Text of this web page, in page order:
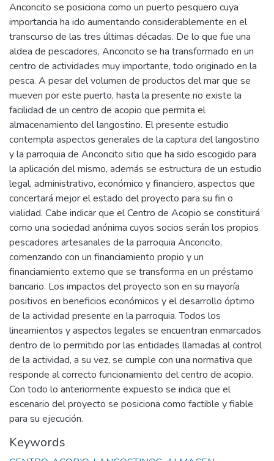
Anconcito se posiciona como un puerto pesquero cuya
importancia ha ido aumentando considerablemente en el
transcurso de las tres últimas décadas. De lo que fue una
aldea de pescadores, Anconcito se ha transformado en un
centro de actividades muy importante, todo originado en la
pesca. A pesar del volumen de productos del mar que se
mueven por este puerto, hasta la presente no existe la
facilidad de un centro de acopio que permita el
almacenamiento del langostino. El presente estudio
contempla aspectos generales de la captura del langostino
y la parroquia de Anconcito sitio que ha sido escogido para
la aplicación del mismo, además se estructura de un estudio
legal, administrativo, económico y financiero, aspectos que
concertará mejor el estado del proyecto para su fin o
vialidad. Cabe indicar que el Centro de Acopio se constituirá
como una sociedad anónima cuyos socios serán los propios
pescadores artesanales de la parroquia Anconcito,
comenzando con un financiamiento propio y un
financiamiento externo que se transforma en un préstamo
bancario. Los impactos del proyecto son en su mayoría
positivos en beneficios económicos y el desarrollo óptimo
de la actividad presente en la parroquia. Todos los
lineamientos y aspectos legales se encuentran enmarcados
dentro de lo permitido por las entidades llamadas al control
de la actividad, a su vez, se cumple con una normativa que
responde al correcto funcionamiento del centro de acopio.
Con todo lo anteriormente expuesto se indica que el
escenario del proyecto se posiciona como factible y fiable
para su ejecución.
Keywords